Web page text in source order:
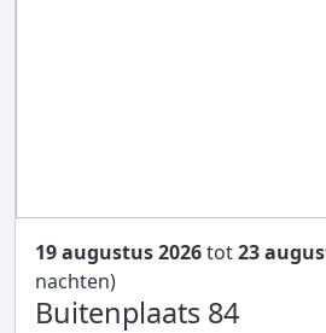
19 augustus 2026tot23
nachten)
Buitenplaats 84